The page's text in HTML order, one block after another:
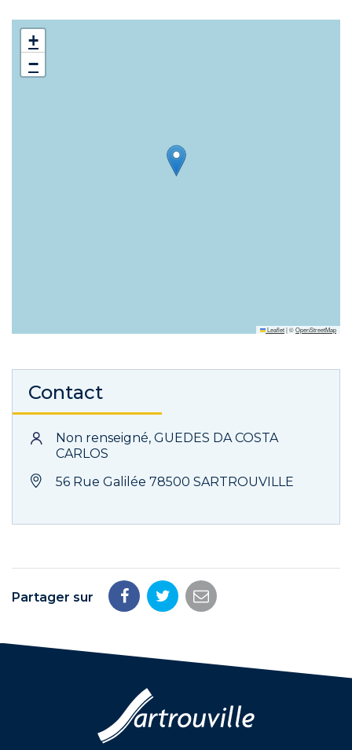
+
−
Leaflet|©OpenStreetMap
Contact
Non renseigné, GUEDES DA COSTA
CARLOS
56 Rue Galilée 78500 SARTROUVILLE
Partager sur
PartagerPartagerPartager